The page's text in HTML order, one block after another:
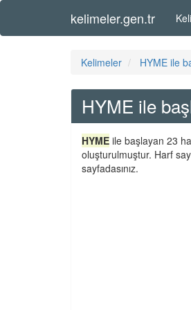
kelimeler.gen.tr
Kelimeler HYME ile
HYME ile
HYME ile başlayan 23
oluşturulmuştur. Harf
sayfadasınız.